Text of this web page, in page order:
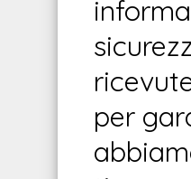
per